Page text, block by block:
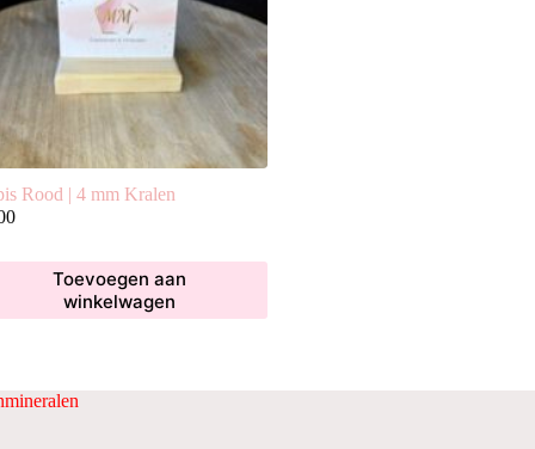
Rood | 4 mm Kralen
Toevoegen aan
winkelwagen